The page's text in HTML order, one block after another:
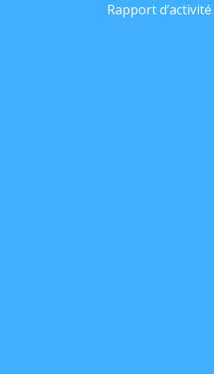
Rapport